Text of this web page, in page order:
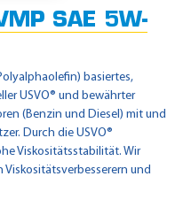
SAE 5W-
basiertes,
USVO® und bewährter
(Benzin und Diesel) mit und
Durch die USVO®
Viskositätsstabilität. Wir
und